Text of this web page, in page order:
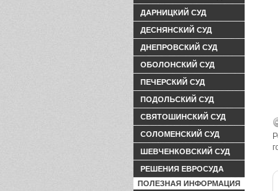
ДАРНИЦКИЙ СУД
ДЕСНЯНСКИЙ СУД
ДНЕПРОВСКИЙ СУД
ОБОЛОНСКИЙ СУД
ПЕЧЕРСКИЙ СУД
ПОДОЛЬСКИЙ СУД
СВЯТОШИНСКИЙ СУД
СОЛОМЕНСКИЙ СУД
ШЕВЧЕНКОВСКИЙ СУД
РЕШЕНИЯ ЕВРОСУДА
ПОЛЕЗНАЯ ИНФОРМАЦИЯ